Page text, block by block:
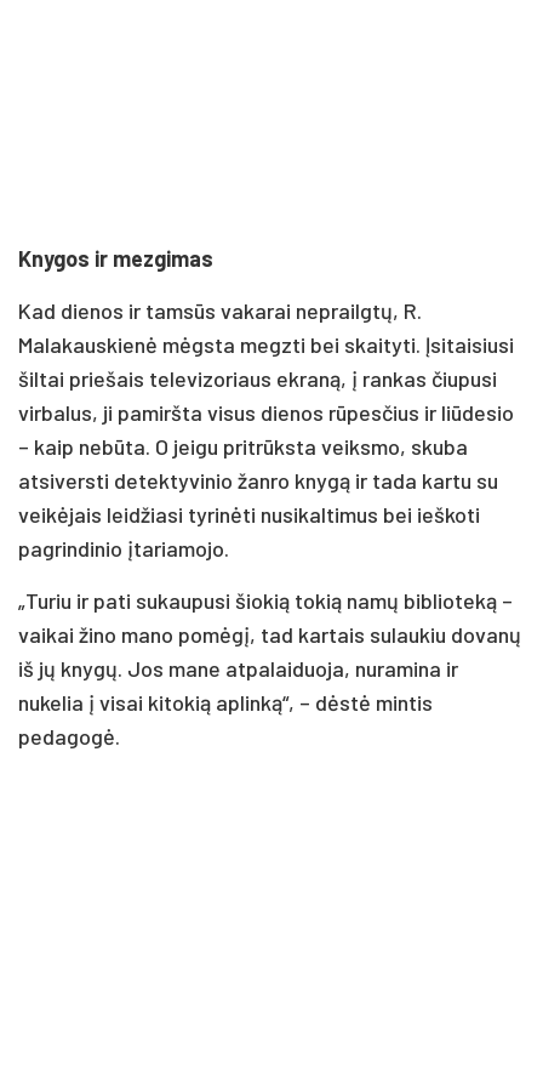
Knygos ir mezgimas
Kad dienos ir tamsūs vakarai neprailgtų, R.
Malakauskienė mėgsta megzti bei skaityti. Įsitaisiusi
šiltai priešais televizoriaus ekraną, į rankas čiupusi
virbalus, ji pamiršta visus dienos rūpesčius ir liūdesio
– kaip nebūta. O jeigu pritrūksta veiksmo, skuba
atsiversti detektyvinio žanro knygą ir tada kartu su
veikėjais leidžiasi tyrinėti nusikaltimus bei ieškoti
pagrindinio įtariamojo.
„Turiu ir pati sukaupusi šiokią tokią namų biblioteką –
vaikai žino mano pomėgį, tad kartais sulaukiu dovanų
iš jų knygų. Jos mane atpalaiduoja, nuramina ir
nukelia į visai kitokią aplinką“, – dėstė mintis
pedagogė.